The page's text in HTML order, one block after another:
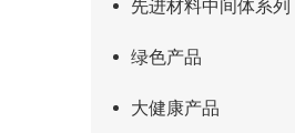
先进材料中间体系列
绿色产品
大健康产品